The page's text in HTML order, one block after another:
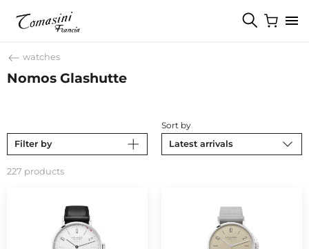
watches
Nomos Glashutte
Filter by
Sort by
Latest arrivals
227 products